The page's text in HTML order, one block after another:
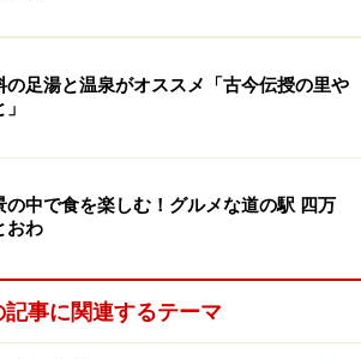
のルートは対岸を探せ！
が走っている場合、山間部はともか
人家がある地域なら、対岸に別の道
も多い。あんまり狭い道だと困るけ
ている場合は地図で対岸の道を探す
たとえば中伊豆の天城湯ヶ島から修
ー136号なんか典型的な例。うまくす
おとなしくつながっているより、30分
る。
の足湯と温泉がオススメ「古今伝授の里や
の中で食を楽しむ！グルメな道の駅 四万
おわ
記事に関連するテーマ